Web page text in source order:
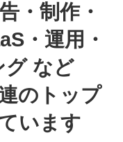
・制作・
・運用・
グ など
のトップ
います